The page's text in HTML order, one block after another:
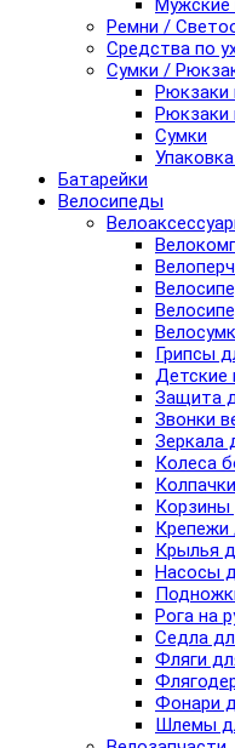
Мужские
Ремни /
Средства по
Сумки /
Рюкзаки
Рюкзаки
Сумки
Батарейки
Велосипеды
Грипсы
Детские
Защита
Звонки
Зеркала
Колеса
Корзины
Крепежи
Крылья
Насосы
Рога на
Седла
Фляги
Фонари
Шлемы